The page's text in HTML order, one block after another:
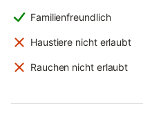
Familienfreundlich
Haustiere nicht erlaubt
Rauchen nicht erlaubt